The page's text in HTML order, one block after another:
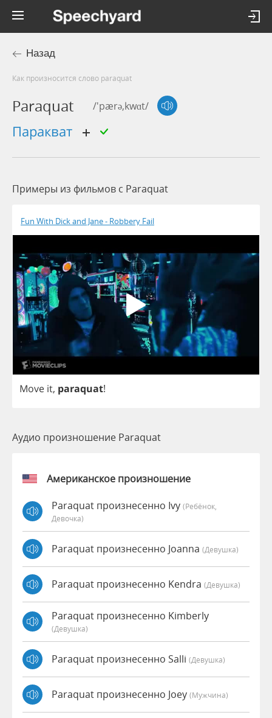
Назад
Как произносится слово paraquat
Paraquat /'pærə,kwɑt/
паракват
Примеры из фильмов c Paraquat
Fun With Dick and Jane - Robbery Fail
Move it, paraquat!
Аудио произношение Paraquat
Американское произношение
Paraquat произнесенно Ivy (Ребёнок,
Девочка)
Paraquat произнесенно Joanna (девушка)
Paraquat произнесенно Kendra (девушка)
Paraquat произнесенно Kimberly
(девушка)
Paraquat произнесенно Salli (девушка)
Paraquat произнесенно Joey (мужчина)